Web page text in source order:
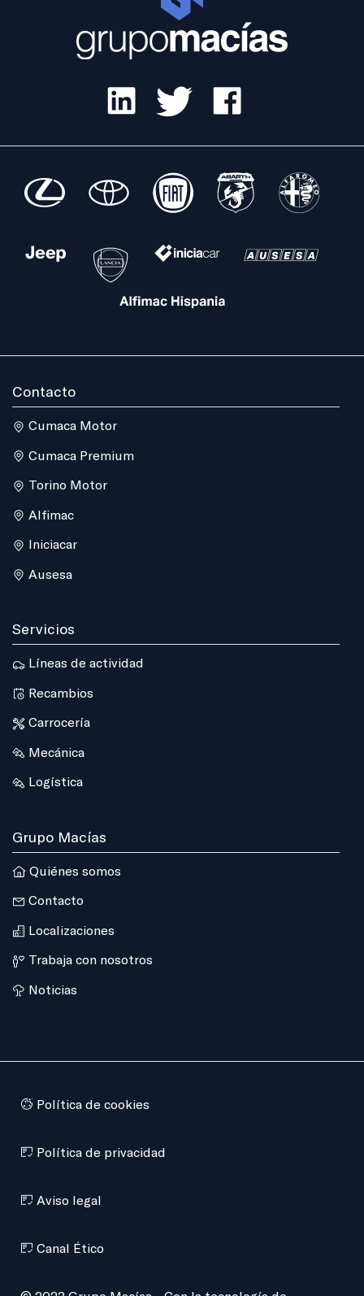
Contacto
Cumaca Motor
Cumaca Premium
Torino Motor
Alfimac
Iniciacar
Ausesa
Servicios
Líneas de actividad
Recambios
Carrocería
Mecánica
Logística
Grupo Macías
Quiénes somos
Contacto
Localizaciones
Trabaja con nosotros
Noticias
Política de cookies
Política de privacidad
Aviso legal
Canal Ético